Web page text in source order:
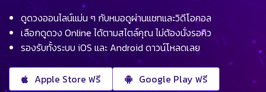
ดูดวงออนไลน์แม่น ๆ กับหมอดูผ่านแชทและวิดีโอคอล
เลือกดูดวง Online ได้ตามสไตล์คุณ ไม่ต้องนั่งรอคิว
รองรับทั้งระบบ iOS และ Android ดาวน์โหลดเลย
Apple Store ฟรี Google Play ฟรี